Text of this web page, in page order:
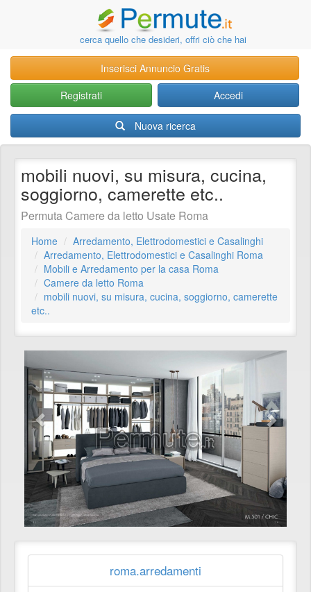
cerca quello che desideri, offri ciò che hai
Inserisci Annuncio Gratis
Registrati
Accedi
Nuova ricerca
mobili nuovi, su misura, cucina,
soggiorno, camerette etc..
Permuta Camere da letto Usate Roma
Home
Arredamento, Elettrodomestici e Casalinghi
Arredamento, Elettrodomestici e Casalinghi Roma
Mobili e Arredamento per la casa Roma
Camere da letto Roma
mobili nuovi, su misura, cucina, soggiorno, camerette
etc..
roma.arredamenti